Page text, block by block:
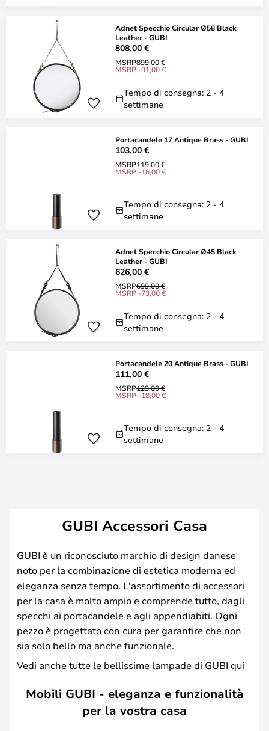
Adnet Specchio Circular Ø58 Black
Leather - GUBI
808,00 €
MSRP899,00 €
MSRP -91,00 €
Tempo di consegna: 2 - 4
settimane
Portacandele 17 Antique Brass - GUBI
103,00 €
MSRP119,00 €
MSRP -16,00 €
Tempo di consegna: 2 - 4
settimane
Adnet Specchio Circular Ø45 Black
Leather - GUBI
626,00 €
MSRP699,00 €
MSRP -73,00 €
Tempo di consegna: 2 - 4
settimane
Portacandele 20 Antique Brass - GUBI
111,00 €
MSRP129,00 €
MSRP -18,00 €
Tempo di consegna: 2 - 4
settimane
GUBI Accessori Casa
GUBI è un riconosciuto marchio di design danese
noto per la combinazione di estetica moderna ed
eleganza senza tempo. L'assortimento di accessori
per la casa è molto ampio e comprende tutto, dagli
specchi ai portacandele e agli appendiabiti. Ogni
pezzo è progettato con cura per garantire che non
sia solo bello ma anche funzionale.
Vedi anche tutte le bellissime lampade di GUBI qui
Mobili GUBI - eleganza e funzionalità
per la vostra casa